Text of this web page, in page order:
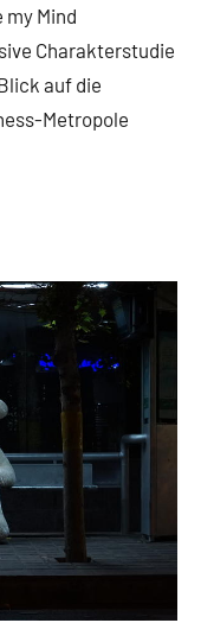
Mind
Charakterstudie
auf die
Metropole